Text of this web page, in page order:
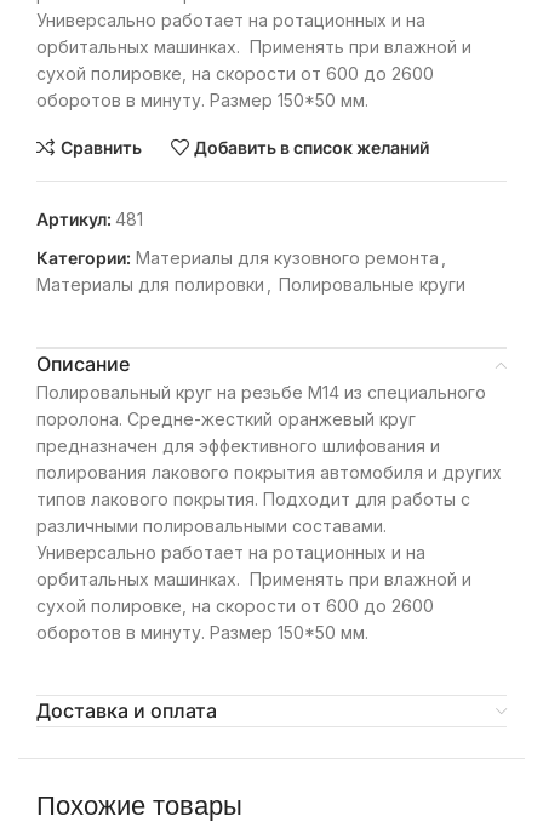
Универсально работает на ротационных и на
орбитальных машинках. Применять при влажной и
сухой полировке, на скорости от 600 до 2600
оборотов в минуту. Размер 150*50 мм.
Сравнить Добавить в список желаний
Артикул: 481
Категории: Материалы для кузовного ремонта
Материалы для полировки
Полировальные круги
Описание
Полировальный круг на резьбе М14 из специального
поролона. Средне-жесткий оранжевый круг
предназначен для эффективного шлифования и
полирования лакового покрытия автомобиля и других
типов лакового покрытия. Подходит для работы с
различными полировальными составами.
Универсально работает на ротационных и на
орбитальных машинках. Применять при влажной и
сухой полировке, на скорости от 600 до 2600
оборотов в минуту. Размер 150*50 мм.
Доставка и оплата
Похожие товары